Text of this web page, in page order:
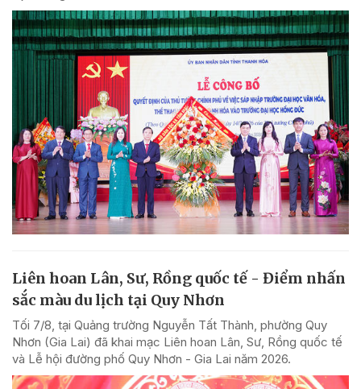
Liên hoan Lân, Sư, Rồng quốc tế - Điểm nhấn
sắc màu du lịch tại Quy Nhơn
Tối 7/8, tại Quảng trường Nguyễn Tất Thành, phường Quy
Nhơn (Gia Lai) đã khai mạc Liên hoan Lân, Sư, Rồng quốc tế
và Lễ hội đường phố Quy Nhơn - Gia Lai năm 2026.